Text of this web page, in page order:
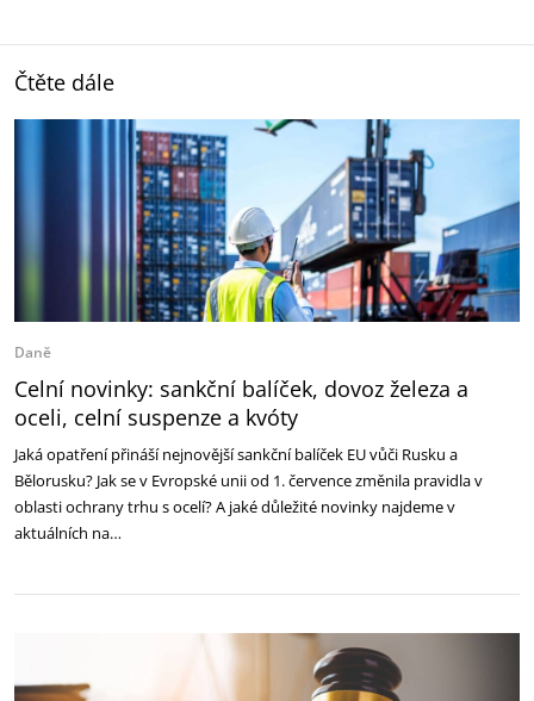
Čtěte dále
Daně
Celní novinky: sankční balíček, dovoz železa a
oceli, celní suspenze a kvóty
Jaká opatření přináší nejnovější sankční balíček EU vůči Rusku a
Bělorusku? Jak se v Evropské unii od 1. července změnila pravidla v
oblasti ochrany trhu s ocelí? A jaké důležité novinky najdeme v
aktuálních na…